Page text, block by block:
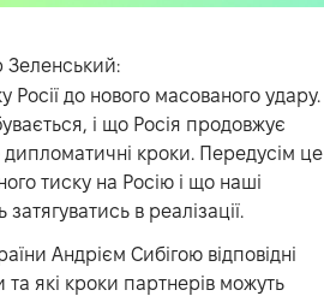
Зеленський:
Росії до нового масованого удару.
і що Росія продовжує
кроки. Передусім це
тиску на Росію і що наші
в реалізації.
Андрієм Сибігою відповідні
які кроки партнерів можуть